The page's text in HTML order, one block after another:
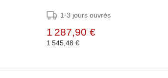
1-3 jours ouvrés
1 287,90 €
1 545,48 €